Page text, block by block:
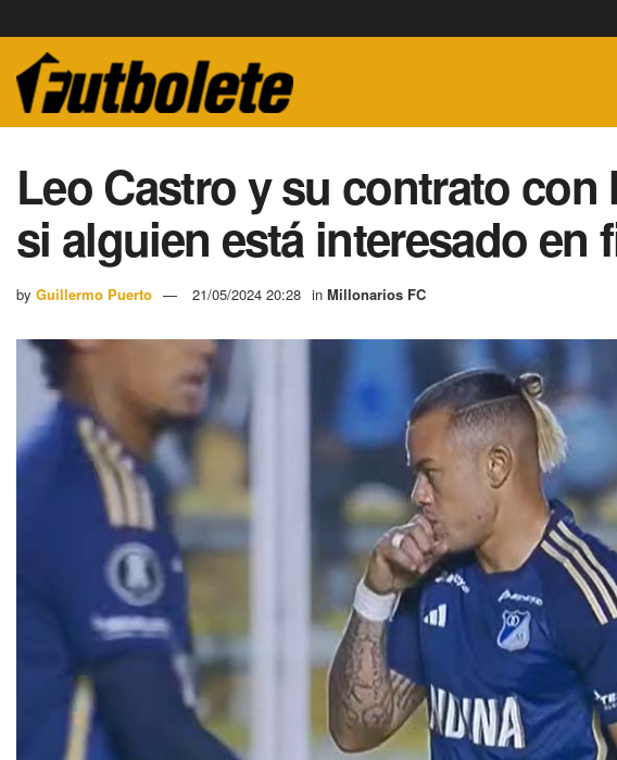
Leo Castro y su contrato
si alguien está interesado
by Guillermo Puerto 21/05/2024 20:28 in Millonarios FC